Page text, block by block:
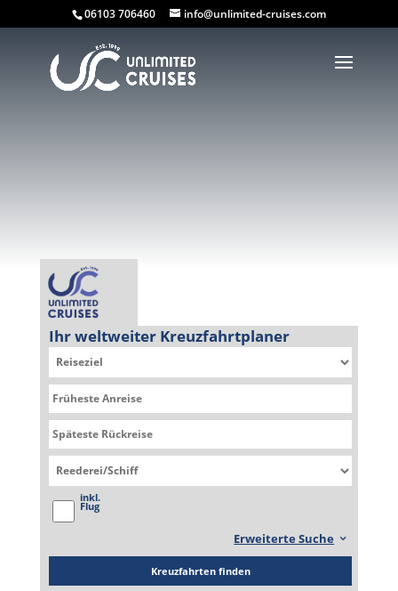
06103 706460 info@unlimited-cruises.com
Ihr weltweiter Kreuzfahrtplaner
inkl.
Flug
Erweiterte Suche
Kreuzfahrten finden
Sie befinden sich hier: Kreuzfahrtplaner » Spectrum
of the Seas
Spectrum of the Seas